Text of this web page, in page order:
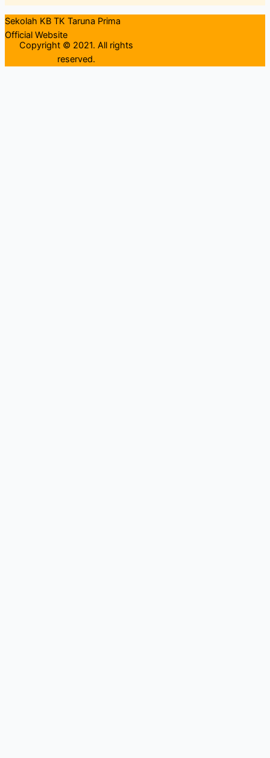
Sekolah KB TK Taruna Prima
Official Website
Copyright © 2021. All rights
reserved.